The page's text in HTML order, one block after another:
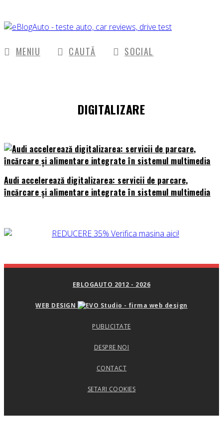
MENIU CAUTĂ SOCIAL
DIGITALIZARE
Audi accelerează digitalizarea: servicii de parcare,
încărcare și alimentare integrate în sistemul multimedia
EBLOGAUTO 2012 - 2026
WEB DESIGN
PUBLICITATE
DESPRE NOI
CONTACT
SETARI COOKIES